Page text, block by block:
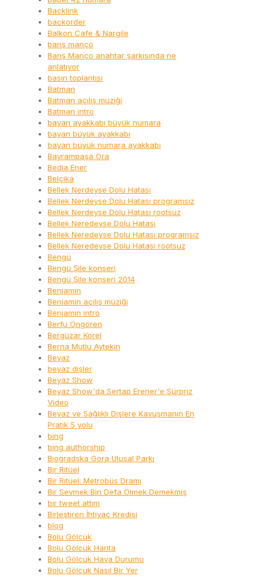
Backlink
backorder
Balkon Cafe & Nargile
barış manço
Barış Manço anahtar şarkısında ne
anlatıyor
basın toplantısı
Batman
Batman açılış müziği
Batman intro
bayan ayakkabı büyük numara
bayan büyük ayakkabı
bayan büyük numara ayakkabı
Bayrampaşa Ora
Bedia Ener
Belçika
Bellek Nerdeyse Dolu Hatası
Bellek Nerdeyse Dolu Hatası programsız
Bellek Nerdeyse Dolu Hatası rootsuz
Bellek Neredeyse Dolu Hatası
Bellek Neredeyse Dolu Hatası programsız
Bellek Neredeyse Dolu Hatası rootsuz
Bengü
Bengü Şile konseri
Bengü Şile konseri 2014
Benjamin
Benjamin açılış müziği
Benjamin intro
Berfu Öngören
Bergüzar Korel
Berna Mutlu Aytekin
Beyaz
beyaz dişler
Beyaz Show
Beyaz Show'da Sertap Erener'e Sürpriz
Video
Beyaz ve Sağlıklı Dişlere Kavuşmanın En
Pratik 5 yolu
bing
bing authorship
Biogradska Gora Ulusal Parkı
Bir Ritüel
Bir Ritüel: Metrobüs Dramı
Bir Sevmek Bin Defa Ölmek Demekmiş
bir tweet attım
Birleştiren İhtiyaç Kredisi
blog
Bolu Gölcük
Bolu Gölcük Harita
Bolu Gölcük Hava Durumu
Bolu Gölcük Nasıl Bir Yer